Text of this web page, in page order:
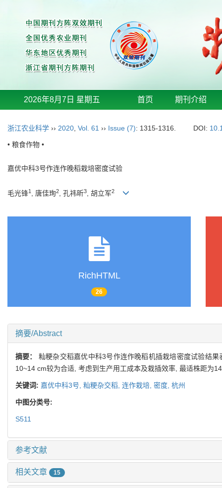
2026年8月7日 星期五 首页 期刊介绍
浙江农业科学 ›› 2020 Vol. 61 ›› Issue (7): 1315-1316. DOI:
• 粮食作物 •
嘉优中科3号作连作晚稻栽培密度试验
毛光锋1 , 唐佳珣2, 孔祎昕3, 胡立军2
RichHTML
26
摘要/Abstract
摘要： 籼粳杂交稻嘉优中科3号作连作晚稻机插栽培密度试验结
10~14 cm较为合适, 考虑到生产用工成本及栽插效率, 最适株距为
关键词: 嘉优中科3号, 籼粳杂交稻, 连作栽培, 密度, 杭州
中图分类号:
S511
参考文献
相关文章 15